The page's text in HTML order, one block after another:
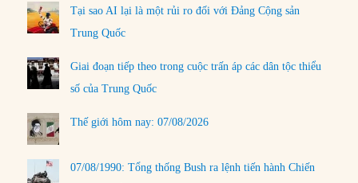
Tại sao AI lại là một rủi ro đối với Đảng Cộng sản
Trung Quốc
Giai đoạn tiếp theo trong cuộc trấn áp các dân tộc thiểu
số của Trung Quốc
Thế giới hôm nay: 07/08/2026
07/08/1990: Tổng thống Bush ra lệnh tiến hành Chiến